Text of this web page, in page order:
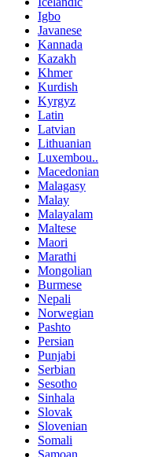
Igbo
Javanese
Kannada
Kazakh
Khmer
Kurdish
Kyrgyz
Latin
Latvian
Lithuanian
Luxembou..
Macedonian
Malagasy
Malay
Malayalam
Maltese
Maori
Marathi
Mongolian
Burmese
Nepali
Norwegian
Pashto
Persian
Punjabi
Serbian
Sesotho
Sinhala
Slovak
Slovenian
Somali